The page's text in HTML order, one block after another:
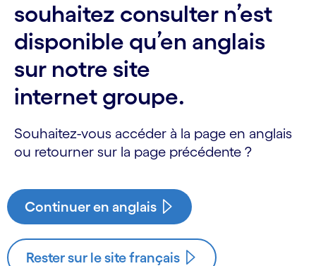
souhaitez consulter n’est
disponible qu’en anglais
sur notre site
internet groupe.
Souhaitez-vous accéder à la page en anglais
ou retourner sur la page précédente ?
Continuer en anglais
Rester sur le site français